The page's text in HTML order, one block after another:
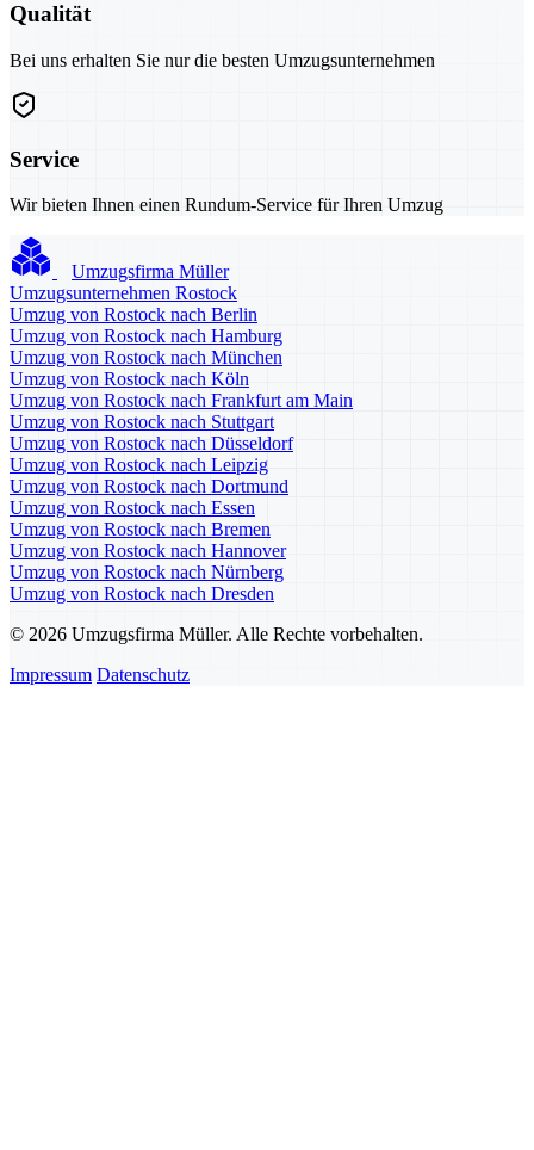
Qualität
Bei uns erhalten Sie nur die besten Umzugsunternehmen
Service
Wir bieten Ihnen einen Rundum-Service für Ihren Umzug
Umzugsfirma Müller
Umzugsunternehmen Rostock
Umzug von Rostock nach Berlin
Umzug von Rostock nach Hamburg
Umzug von Rostock nach München
Umzug von Rostock nach Köln
Umzug von Rostock nach Frankfurt am Main
Umzug von Rostock nach Stuttgart
Umzug von Rostock nach Düsseldorf
Umzug von Rostock nach Leipzig
Umzug von Rostock nach Dortmund
Umzug von Rostock nach Essen
Umzug von Rostock nach Bremen
Umzug von Rostock nach Hannover
Umzug von Rostock nach Nürnberg
Umzug von Rostock nach Dresden
© 2026 Umzugsfirma Müller. Alle Rechte vorbehalten.
Impressum Datenschutz